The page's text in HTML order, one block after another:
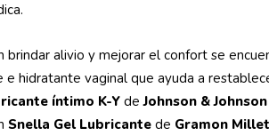
alivio y mejorar el confort se
hidratante vaginal que ayuda a
íntimo K-YdeJohnson & Johnson
Snella Gel Lubricante de Gramon Millet